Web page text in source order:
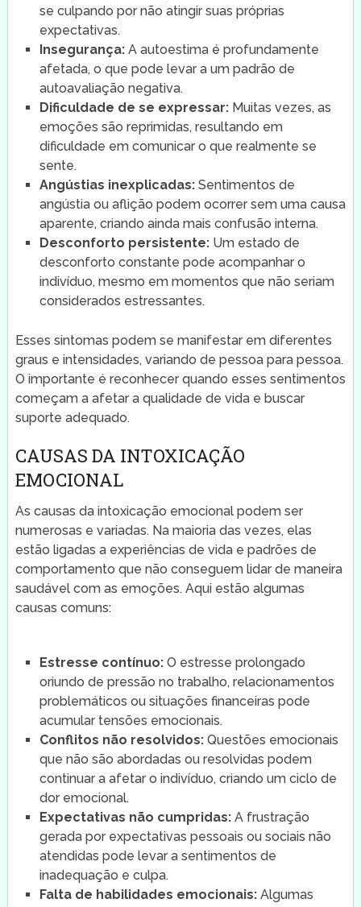
se culpando por não atingir suas próprias
expectativas.
Insegurança:A autoestima é profundamente
afetada, o que pode levar a um padrão de
autoavaliação negativa.
Dificuldade de se expressar:Muitas vezes, as
emoções são reprimidas, resultando em
dificuldade em comunicar o que realmente se
sente.
Angústias inexplicadas:Sentimentos de
angústia ou aflição podem ocorrer sem uma causa
aparente, criando ainda mais confusão interna.
Desconforto persistente:Um estado de
desconforto constante pode acompanhar o
indivíduo, mesmo em momentos que não seriam
considerados estressantes.
Esses sintomas podem se manifestar em diferentes
graus e intensidades, variando de pessoa para pessoa.
O importante é reconhecer quando esses sentimentos
começam a afetar a qualidade de vida e buscar
suporte adequado.
CAUSAS DA INTOXICAÇÃO
EMOCIONAL
As causas da intoxicação emocional podem ser
numerosas e variadas. Na maioria das vezes, elas
estão ligadas a experiências de vida e padrões de
comportamento que não conseguem lidar de maneira
saudável com as emoções. Aqui estão algumas
causas comuns:
Estresse contínuo:O estresse prolongado
oriundo de pressão no trabalho, relacionamentos
problemáticos ou situações financeiras pode
acumular tensões emocionais.
Conflitos não resolvidos:Questões emocionais
que não são abordadas ou resolvidas podem
continuar a afetar o indivíduo, criando um ciclo de
dor emocional.
Expectativas não cumpridas:A frustração
gerada por expectativas pessoais ou sociais não
atendidas pode levar a sentimentos de
inadequação e culpa.
Falta de habilidades emocionais:Algumas